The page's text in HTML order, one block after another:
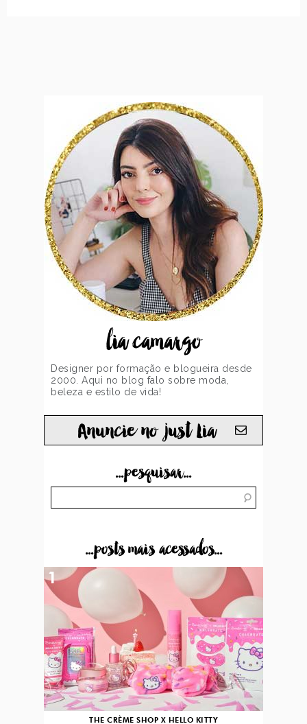
lia camargo
Designer por formação e blogueira desde
2000. Aqui no blog falo sobre moda,
beleza e estilo de vida!
Anuncie no just Lia
...pesquisar...
...posts mais acessados...
THE CRÈME SHOP X HELLO KITTY
1